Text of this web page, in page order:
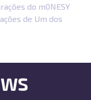
do m0NESY
de Um dos